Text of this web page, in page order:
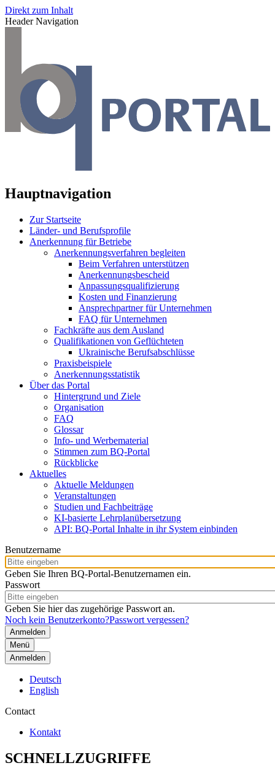
Direkt zum Inhalt
Header Navigation
Hauptnavigation
Zur Startseite
Länder- und Berufsprofile
Anerkennung für Betriebe
Anerkennungsverfahren begleiten
Beim Verfahren unterstützen
Anerkennungsbescheid
Anpassungsqualifizierung
Kosten und Finanzierung
Ansprechpartner für Unternehmen
FAQ für Unternehmen
Fachkräfte aus dem Ausland
Qualifikationen von Geflüchteten
Ukrainische Berufsabschlüsse
Praxisbeispiele
Anerkennungsstatistik
Über das Portal
Hintergrund und Ziele
Organisation
FAQ
Glossar
Info- und Werbematerial
Stimmen zum BQ-Portal
Rückblicke
Aktuelles
Aktuelle Meldungen
Veranstaltungen
Studien und Fachbeiträge
KI-basierte Lehrplanübersetzung
API: BQ-Portal Inhalte in ihr System einbinden
Benutzername
Geben Sie Ihren BQ-Portal-Benutzernamen ein.
Passwort
Geben Sie hier das zugehörige Passwort an.
Noch kein Benutzerkonto?Passwort vergessen?
Menü
Anmelden
Deutsch
English
Contact
Kontakt
SCHNELLZUGRIFFE